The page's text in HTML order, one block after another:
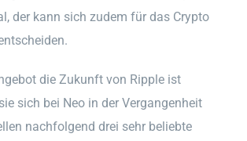
der kann sich zudem für das Crypto
die Zukunft von Ripple ist
sich bei Neo in der Vergangenheit
nachfolgend drei sehr beliebte